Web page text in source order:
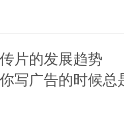
片的发展趋势
写广告的时候总